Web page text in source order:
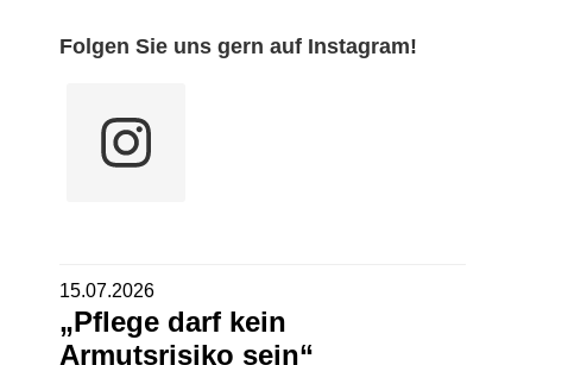
Folgen Sie uns gern auf Instagram!
15.07.2026
„Pflege darf kein
Armutsrisiko sein“